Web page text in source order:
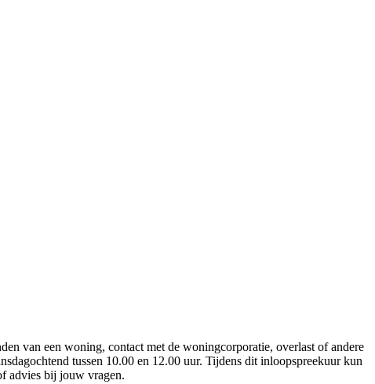
van een woning, contact met de woningcorporatie, overlast of andere
tussen 10.00 en 12.00 uur. Tijdens dit inloopspreekuur kun
advies bij jouw vragen.